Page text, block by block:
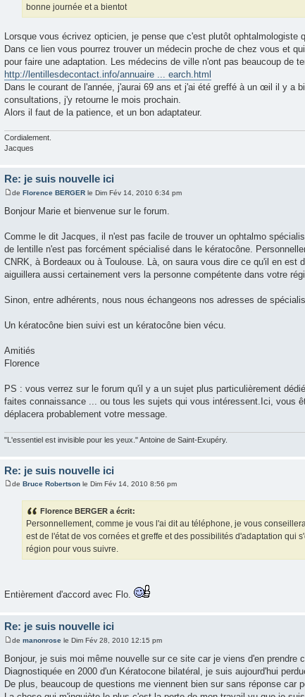
bonne journée et a bientot
Lorsque vous écrivez opticien, je pense que c'est plutôt ophtalmologiste
Dans ce lien vous pourrez trouver un médecin proche de chez vous et
pour faire une adaptation. Les médecins de ville n'ont pas beaucoup de
http://lentillesdecontact.info/annuaire ... earch.html
Dans le courant de l'année, j'aurai 69 ans et j'ai été greffé à un œil il y a
consultations, j'y retourne le mois prochain.
Alors il faut de la patience, et un bon adaptateur.
Cordialement.
Jacques
Re: je suis nouvelle ici
deFlorence BERGER le Dim Fév 14, 2010 6:34 pm
Bonjour Marie et bienvenue sur le forum.
Comme le dit Jacques, il n'est pas facile de trouver un ophtalmo
de lentille n'est pas forcément spécialisé dans le kératocône.
CNRK, à Bordeaux ou à Toulouse. Là, on saura vous dire ce qu'il en
aiguillera aussi certainement vers la personne compétente dans votre
Sinon, entre adhérents, nous nous échangeons nos adresses de
Un kératocône bien suivi est un kératocône bien vécu.
Amitiés
Florence
PS : vous verrez sur le forum qu'il y a un sujet plus particulièrement
faites connaissance ... ou tous les sujets qui vous intéressent.Ici, vous
déplacera probablement votre message.
"L'essentiel est invisible pour les yeux." Antoine de Saint-Exupéry.
Re: je suis nouvelle ici
deBruce Robertson le Dim Fév 14, 2010 8:56 pm
Florence BERGER a écrit:
Personnellement, comme je vous l'ai dit au téléphone, je vous
est de l'état de vos cornées et greffe et des possibilités d'adaptation qui
région pour vous suivre.
Entièrement d'accord avec Flo.
Re: je suis nouvelle ici
demanonrose le Dim Fév 28, 2010 12:15 pm
Bonjour, je suis moi même nouvelle sur ce site car je viens d'en prendre
Diagnostiquée en 2000 d'un Kératocone bilatéral, je suis aujourd'hui
De plus, beaucoup de questions me viennent bien sur sans réponse car